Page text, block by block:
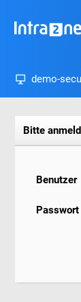
demo-
Bitte
Benutzer
Passwort